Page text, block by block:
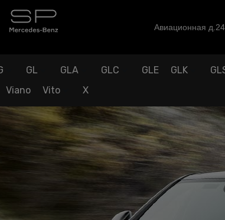
Авиационная
GL GLA GLC GLE GLK
Viano Vito X